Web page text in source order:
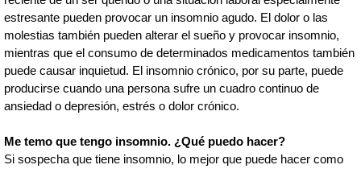
estresante pueden provocar un insomnio agudo. El dolor o las
molestias también pueden alterar el sueño y provocar insomnio,
mientras que el consumo de determinados medicamentos también
puede causar inquietud. El insomnio crónico, por su parte, puede
producirse cuando una persona sufre un cuadro continuo de
ansiedad o depresión, estrés o dolor crónico.
Me temo que tengo insomnio. ¿Qué puedo hacer?
Si sospecha que tiene insomnio, lo mejor que puede hacer como